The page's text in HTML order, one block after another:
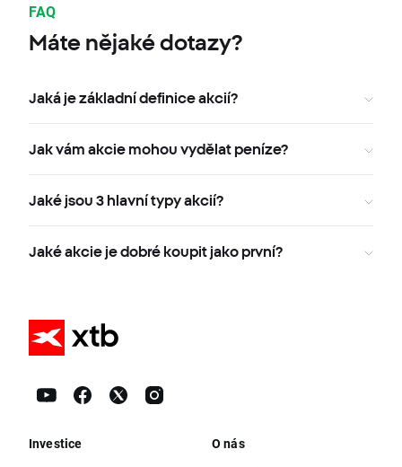
FAQ
Máte nějaké dotazy?
Jaká je základní definice akcií?
Jak vám akcie mohou vydělat peníze?
Jaké jsou 3 hlavní typy akcií?
Jaké akcie je dobré koupit jako první?
Investice O nás